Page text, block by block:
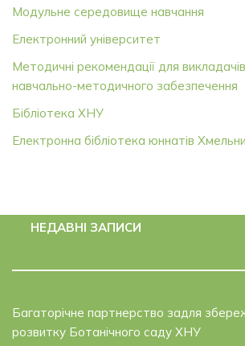
Модульне середовище навчання
Електронний університет
Методичні рекомендації для
навчально-методичного забезпечення
Бібліотека ХНУ
Електронна бібліотека юннатів
НЕДАВНІ ЗАПИСИ
Багаторічне партнерство задля
розвитку Ботанічного саду ХНУ